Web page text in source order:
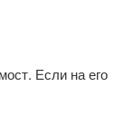
Если на его